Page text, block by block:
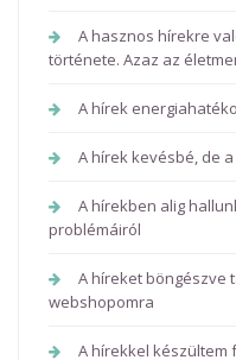
A hasznos hírekre
története. Azaz az
A hírek
A hírek kevésbé, de
A hírekben alig
problémáiról
A híreket böngészve
webshopomra
A hírekkel készültem